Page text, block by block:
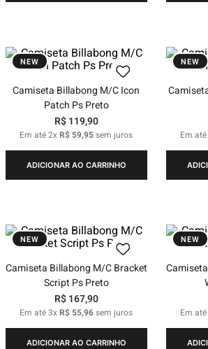
NEW
Camiseta Billabong M/C Icon
Patch Ps Preto
R$ 119,90
Em até2xR$ 59,95sem juros
ADICIONAR AO CARRINHO
NEW
Em até
NEW
Camiseta Billabong M/C Bracket
Script Ps Preto
R$ 167,90
Em até3xR$ 55,96sem juros
ADICIONAR AO CARRINHO
NEW
Em até